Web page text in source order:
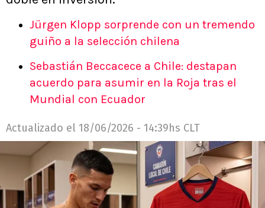
Jürgen Klopp sorprende con un tremendo
guiño a la selección chilena
Sebastián Beccacece a Chile: destapan
acuerdo para asumir en la Roja tras el
Mundial con Ecuador
Actualizado el 18/06/2026 - 14:39hs CLT